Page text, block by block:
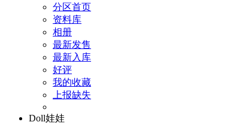
分区首页
资料库
相册
最新发售
最新入库
好评
我的收藏
上报缺失
Doll娃娃